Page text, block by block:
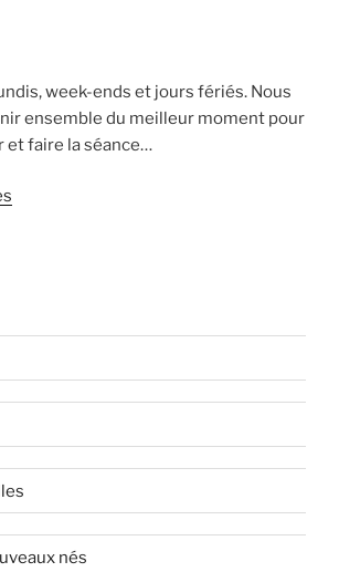
week-ends et jours fériés. Nous
ensemble du meilleur moment pour
et faire la séance…
nés